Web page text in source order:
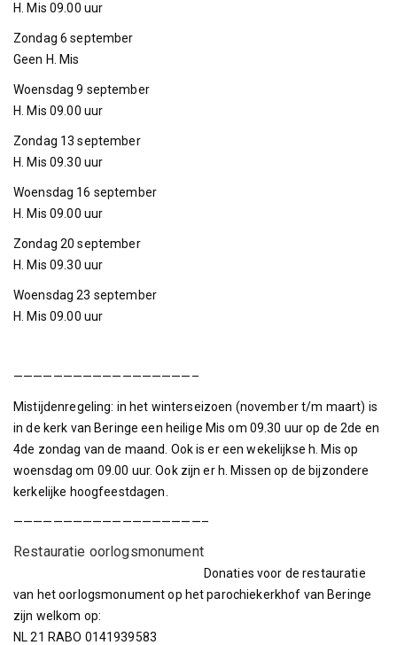
H. Mis 09.00 uur
Zondag 6 september
Geen H. Mis
Woensdag 9 september
H. Mis 09.00 uur
Zondag 13 september
H. Mis 09.30 uur
Woensdag 16 september
H. Mis 09.00 uur
Zondag 20 september
H. Mis 09.30 uur
Woensdag 23 september
H. Mis 09.00 uur
——————————————————–
Mistijdenregeling: in het winterseizoen (november t/m maart) is
in de kerk van Beringe een heilige Mis om 09.30 uur op de 2de en
4de zondag van de maand. Ook is er een wekelijkse h. Mis op
woensdag om 09.00 uur. Ook zijn er h. Missen op de bijzondere
kerkelijke hoogfeestdagen.
———————————————————–
Restauratie oorlogsmonument
Donaties voor de restauratie
van het oorlogsmonument op het parochiekerkhof van Beringe
zijn welkom op:
NL 21 RABO 0141939583